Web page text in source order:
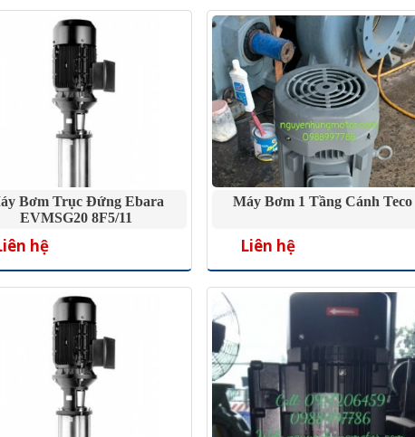
Bơm Trục Đứng Ebara
EVMSG20 8F5/11
hệ
Máy Bơm 1 Tầng Cánh Teco
Liên hệ